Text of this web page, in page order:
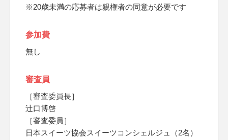
※20歳未満の応募者は親権者の同意が必要です
参加費
無し
審査員
［審査委員長］
辻口博啓
［審査委員］
日本スイーツ協会スイーツコンシェルジュ（2名）